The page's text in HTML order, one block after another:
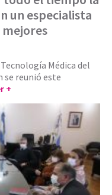
un especialista
Médica del
se reunió este
+